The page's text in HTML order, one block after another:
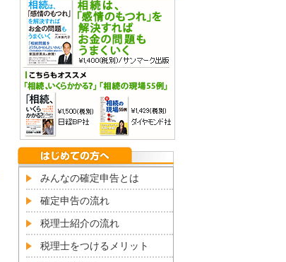
みんなの確定申告とは
確定申告の流れ
税理士紹介の流れ
税理士をつけるメリット